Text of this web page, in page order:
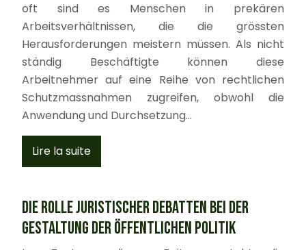
oft sind es Menschen in prekären
Arbeitsverhältnissen, die die grössten
Herausforderungen meistern müssen. Als nicht
ständig Beschäftigte können diese
Arbeitnehmer auf eine Reihe von rechtlichen
Schutzmassnahmen zugreifen, obwohl die
Anwendung und Durchsetzung…
Lire la suite
Die Rolle juristischer Debatten bei der
Gestaltung der öffentlichen Politik